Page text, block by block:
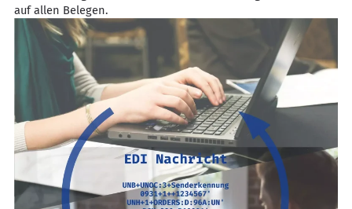
l
g
e
auf allen Belegen.